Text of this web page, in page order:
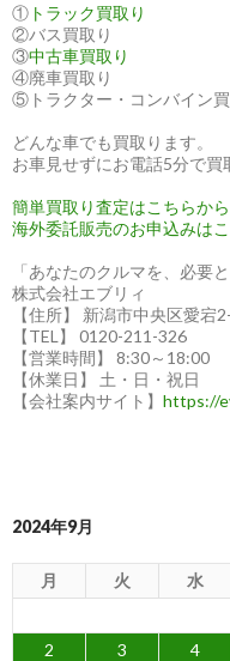
① トラック買取り
②バス買取り
③中古車買取り
④廃車買取り
⑤トラクター・コンバイン買
どんな車でも買取ります。
お車見せずにお電話5分で買
簡単買取り査定はこちらから
海外委託販売のお申込みは
「あなたのクルマを、必要
株式会社エブリィ
【住所】 新潟市中央区愛宕
【TEL】 0120-211-326
【営業時間】 8:30～18:00
【休業日】 土・日・祝日
【会社案内サイト】 https://
2024年9月
月 火 水
2
3 4